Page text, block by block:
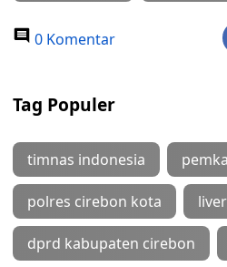
0 Komentar
Tag Populer
timnas indonesia
polres cirebon kota
dprd kabupaten cirebon